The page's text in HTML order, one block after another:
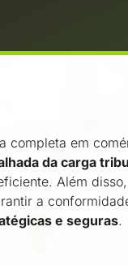
completa em
da carga
Além
a
e seguras.